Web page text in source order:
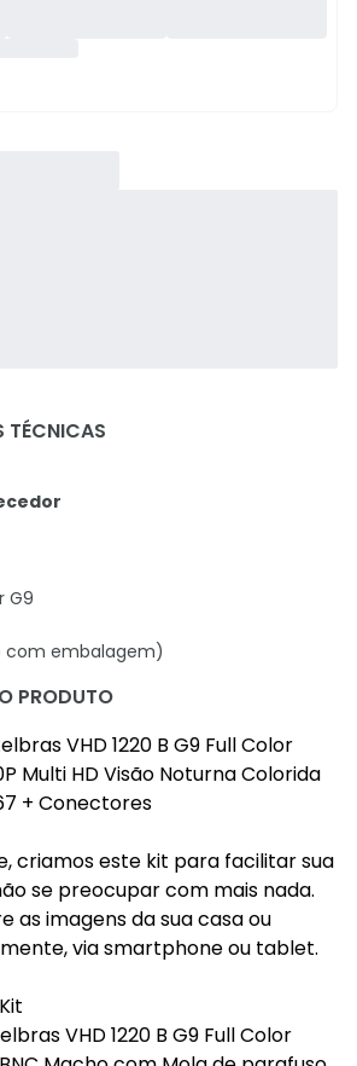
TÉCNICAS
G9
com embalagem)
PRODUTO
VHD 1220 B G9 Full Color
Multi HD Visão Noturna Colorida
+ Conectores
criamos este kit para facilitar sua
se preocupar com mais nada.
as imagens da sua casa ou
via smartphone ou tablet.
VHD 1220 B G9 Full Color